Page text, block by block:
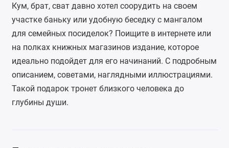
Кум, брат, сват давно хотел соорудить на своем
участке баньку или удобную беседку с мангалом
для семейных посиделок? Поищите в интернете или
на полках книжных магазинов издание, которое
идеально подойдет для его начинаний. С подробным
описанием, советами, наглядными иллюстрациями.
Такой подарок тронет близкого человека до
глубины души.